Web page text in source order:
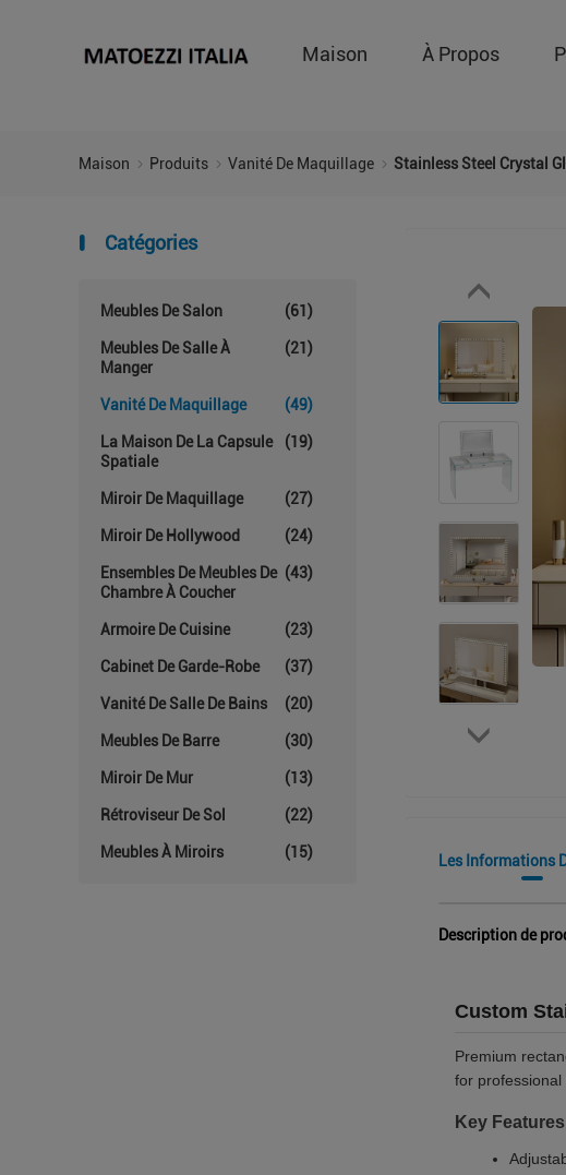
Maison À Propos
Maison Produits Vanité De Maquillage Stainless Steel Crystal
Catégories
Meubles De Salon (61)
Meubles De Salle À
Manger
(21)
Vanité De Maquillage (49)
La Maison De La Capsule
Spatiale
(19)
Miroir De Maquillage (27)
Miroir De Hollywood (24)
Ensembles De Meubles De
Chambre À Coucher
(43)
Armoire De Cuisine (23)
Cabinet De Garde-Robe (37)
Vanité De Salle De Bains (20)
Meubles De Barre (30)
Miroir De Mur (13)
Rétroviseur De Sol (22)
Meubles À Miroirs (15) Les Informations
Description de
Custom
Premium
for professional
Key Features